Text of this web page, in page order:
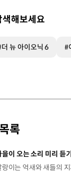
색해보세요
뉴 아이오닉 6 #
록
영상]
을이 오는 소리 미리 듣